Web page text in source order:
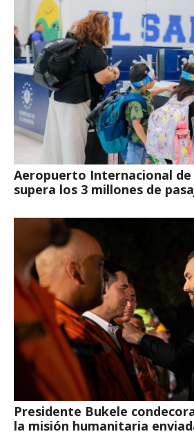
Aeropuerto Internacional de
supera los 3 millones de
Presidente Bukele
la misión humanitaria